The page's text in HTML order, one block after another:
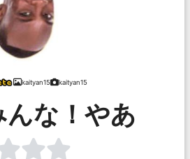
kaityan15 kaityan15
な！やあ